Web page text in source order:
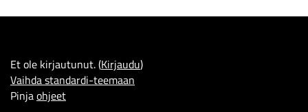
Et ole kirjautunut. (Kirjaudu)
Vaihda standardi-teemaan
Pinjaohjeet